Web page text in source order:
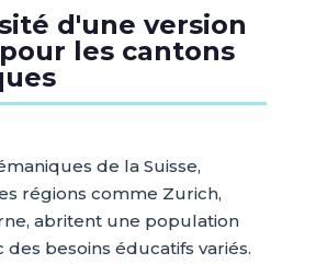
d'une version
les cantons
de la Suisse,
régions comme Zurich,
abritent une population
des besoins éducatifs variés.